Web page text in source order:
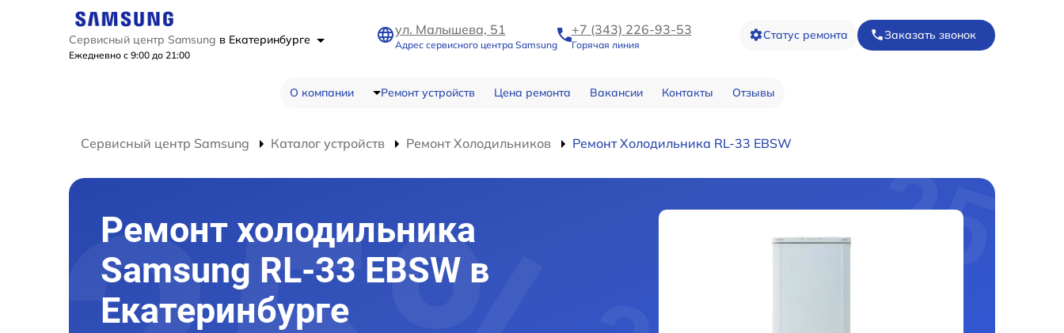
Сервисный центр Samsung в Екатеринбурге
Ежедневно с 9:00 до 21:00
ул. Малышева, 51
Адрес сервисного центра Samsung
+7 (343) 226-93-53
Горячая линия
Статус ремонта Заказать звонок
О компании Ремонт устройств Цена ремонта Вакансии Контакты Отзывы
Сервисный центр Samsung Каталог устройств Ремонт Холодильников Ремонт Холодильника RL-33 EBSW
Ремонт холодильника
Samsung RL-33 EBSW в
Екатеринбурге